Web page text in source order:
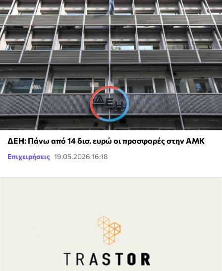
ΔΕΗ: Πάνω από 14 δισ. ευρώ οι προσφορές στην ΑΜΚ
Επιχειρήσεις 19.05.2026 16:18